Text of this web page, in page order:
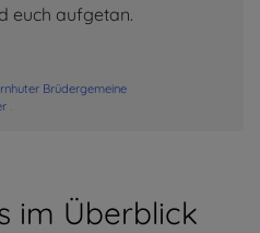
euch aufgetan.
Brüdergemeine
im Überblick